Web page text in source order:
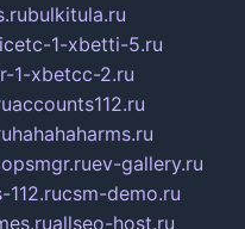
bulkitula.ru
1-xbetti-5.ru
1-xbetcc-2.ru
accounts112.ru
hahahaharms.ru
opsmgr.ruev-gallery.ru
112.rucsm-demo.ru
allseo-host.ru